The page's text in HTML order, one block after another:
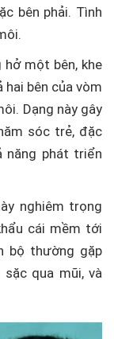
bên phải. Tình
hở một bên, khe
bên của vòm
Dạng này gây
sóc trẻ, đặc
năng phát triển
nghiêm trọng
cái mềm tới
bộ thường gặp
qua mũi, và